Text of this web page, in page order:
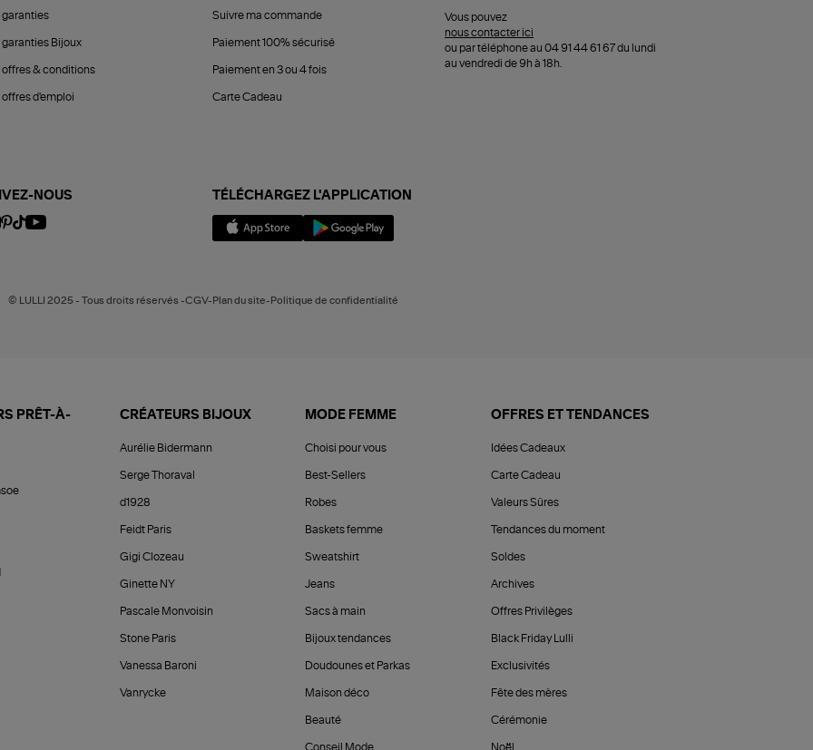
garanties
garanties Bijoux
offres & conditions
offres d'emploi
Suivre ma commande
Paiement 100% sécurisé
Paiement en 3 ou 4 fois
Carte Cadeau
Vous pouvez
nous contacter ici
ou par téléphone au 04 91 44 61 67 du lundi
au vendredi de 9h à 18h.
NOUS TÉLÉCHARGEZ L'APPLICATION
© LULLI 2025 - Tous droits réservés -CGV-Plan du site-Politique de confidentialité
PRÊT-À-
CRÉATEURS BIJOUX
Aurélie Bidermann
Serge Thoraval
d1928
Feidt Paris
Gigi Clozeau
Ginette NY
Pascale Monvoisin
Stone Paris
Vanessa Baroni
Vanrycke
MODE FEMME
Choisi pour vous
Best-Sellers
Robes
Baskets femme
Sweatshirt
Jeans
Sacs à main
Bijoux tendances
Doudounes et Parkas
Maison déco
Beauté
Conseil Mode
OFFRES ET TENDANCES
Idées Cadeaux
Carte Cadeau
Valeurs Sûres
Tendances du moment
Soldes
Archives
Offres Privilèges
Black Friday Lulli
Exclusivités
Fête des mères
Cérémonie
Noël